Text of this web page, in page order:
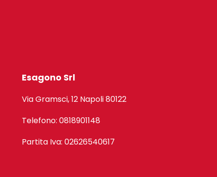
Esagono Srl
Via Gramsci, 12 Napoli 80122
Telefono: 0818901148
Partita Iva: 02626540617